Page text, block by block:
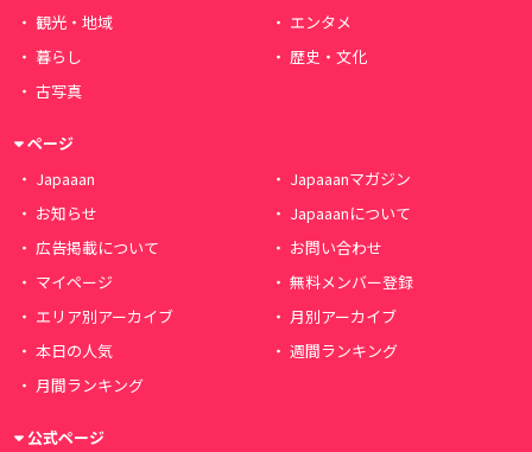
観光・地域
エンタメ
暮らし
歴史・文化
古写真
ページ
Japaaan
Japaaanマガジン
お知らせ
Japaaanについて
広告掲載について
お問い合わせ
マイページ
無料メンバー登録
エリア別アーカイブ
月別アーカイブ
本日の人気
週間ランキング
月間ランキング
公式ページ